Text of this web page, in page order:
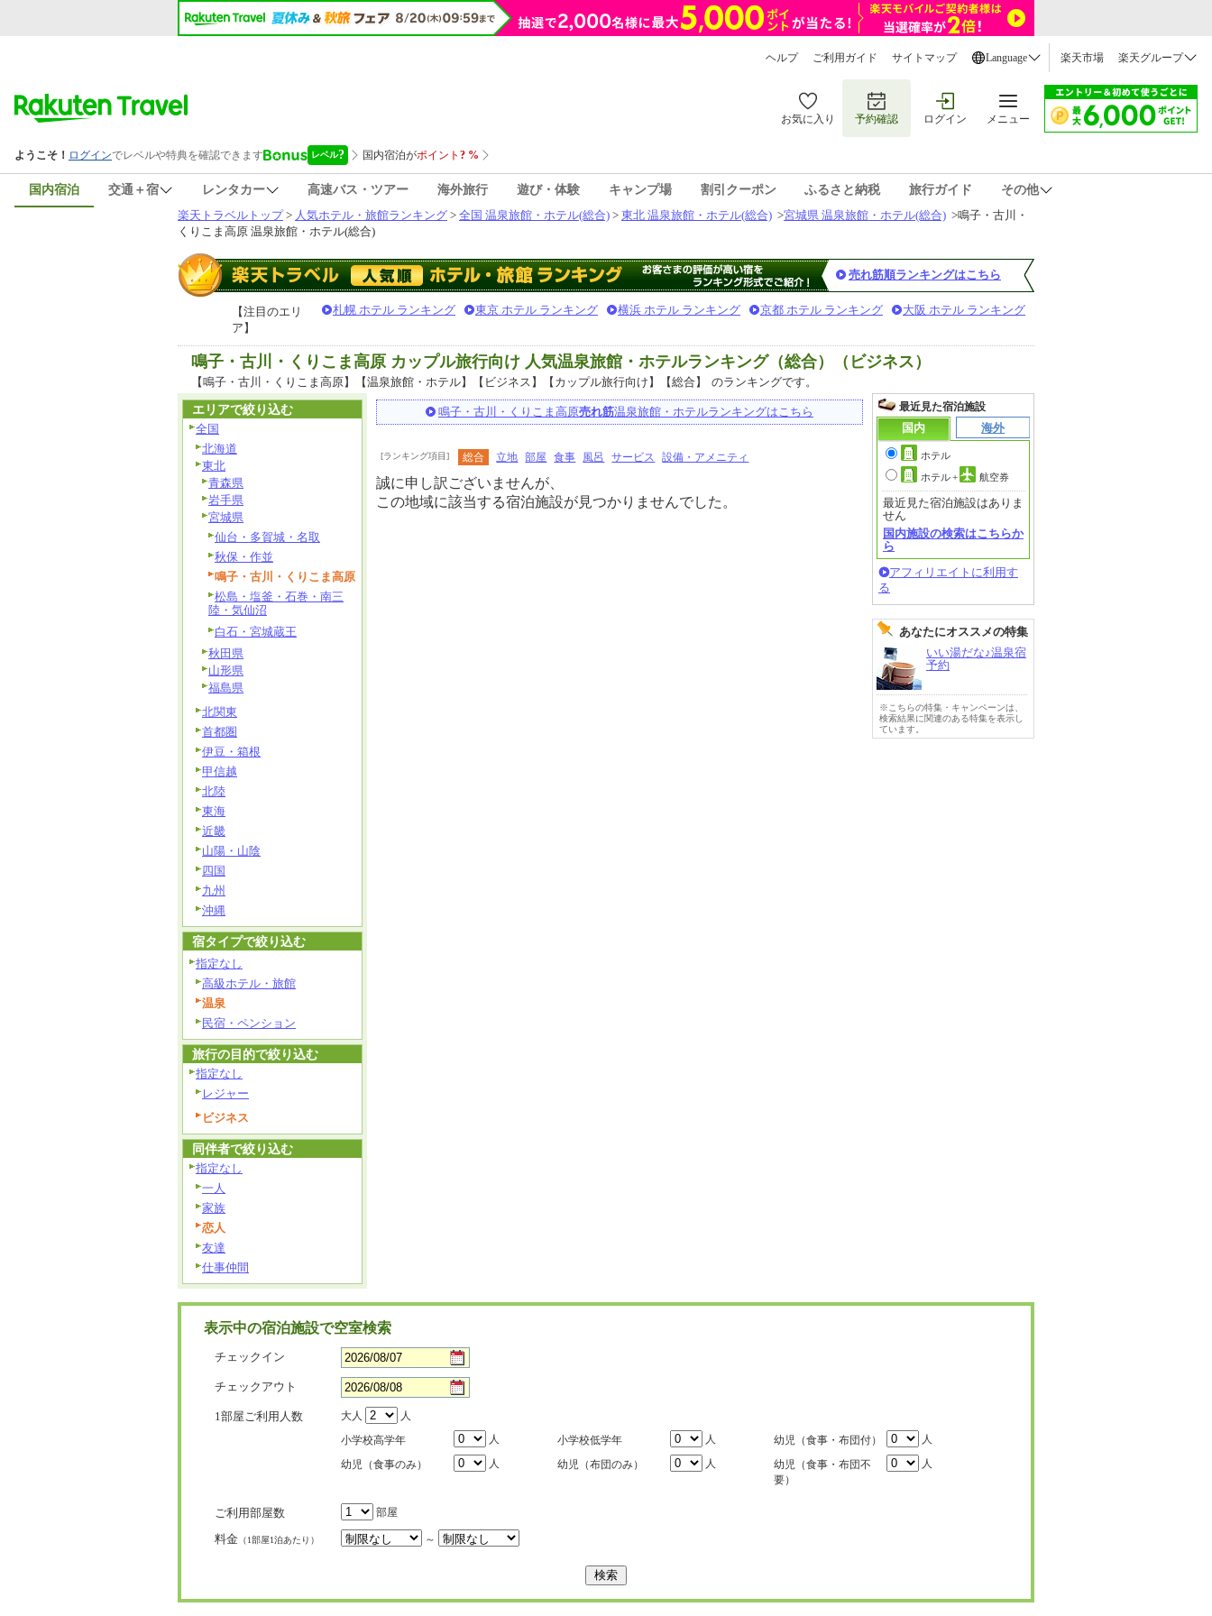
ヘルプ ご利用ガイド サイトマップ Language 楽天市場 楽天グループ
お気に入り 予約確認 ログイン メニュー
国内宿泊 交通＋宿 レンタカー 高速バス・ツアー 海外旅行 遊び・体験 キャンプ場 割引クーポン ふるさと納税 旅行ガイド
その他
楽天トラベルトップ> 人気ホテル・旅館ランキング > 全国 温泉旅館・ホテル(総合) > 東北 温泉旅館・ホテル(総合) >宮城県 温泉旅館・ホテル(総合) >鳴子・古川・
くりこま高原 温泉旅館・ホテル(総合)
売れ筋順ランキングはこちら
【注目のエリ
ア】
札幌 ホテル ランキング 東京 ホテル ランキング 横浜 ホテル ランキング 京都 ホテル ランキング 大阪 ホテル ランキング
鳴子・古川・くりこま高原 カップル旅行向け 人気温泉旅館・ホテルランキング（総合）（ビジネス）
【鳴子・古川・くりこま高原】【温泉旅館・ホテル】【ビジネス】【カップル旅行向け】【総合】 のランキングです。
鳴子・古川・くりこま高原売れ筋温泉旅館・ホテルランキングはこちら
[ランキング項目] 総合 立地 部屋 食事 風呂 サービス 設備・アメニティ
誠に申し訳ございませんが、
この地域に該当する宿泊施設が見つかりませんでした。
最近見た宿泊施設
国内
海外
ホテル
ホテル+ 航空券
最近見た宿泊施設はありま
せん
国内施設の検索はこちらか
ら
アフィリエイトに利用す
る
あなたにオススメの特集
いい湯だな♪温泉宿
予約
※こちらの特集・キャンペーンは、
検索結果に関連のある特集を表示し
ています。
エリアで絞り込む
全国
北海道
東北
青森県
岩手県
宮城県
仙台・多賀城・名取
秋保・作並
鳴子・古川・くりこま高原
松島・塩釜・石巻・南三
陸・気仙沼
白石・宮城蔵王
秋田県
山形県
福島県
北関東
首都圏
伊豆・箱根
甲信越
北陸
東海
近畿
山陽・山陰
四国
九州
沖縄
宿タイプで絞り込む
指定なし
高級ホテル・旅館
温泉
民宿・ペンション
旅行の目的で絞り込む
指定なし
レジャー
ビジネス
同伴者で絞り込む
指定なし
一人
家族
恋人
友達
仕事仲間
表示中の宿泊施設で空室検索
チェックイン
チェックアウト
1部屋ご利用人数 大人
人
小学校高学年
人 小学校低学年 人 幼児（食事・布団付）
人
幼児（食事のみ）
人 幼児（布団のみ） 人
幼児（食事・布団不
要）
人
ご利用部屋数 部屋
料金 （1部屋1泊あたり） ～